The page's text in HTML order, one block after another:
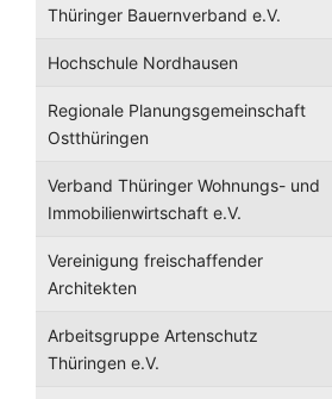
Thüringer Bauernverband e.V.
Hochschule Nordhausen
Regionale Planungsgemeinschaft
Ostthüringen
Verband Thüringer Wohnungs- und
Immobilienwirtschaft e.V.
Vereinigung freischaffender
Architekten
Arbeitsgruppe Artenschutz
Thüringen e.V.